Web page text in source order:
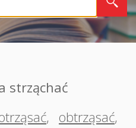
strząchać
, obtrząsać,